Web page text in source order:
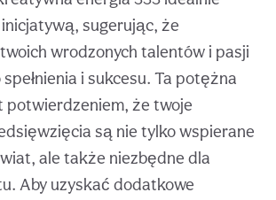
sugerując, że
wrodzonych talentów i pasji
i sukcesu. Ta potężna
potwierdzeniem, że twoje
są nie tylko wspierane
ale także niezbędne dla
Aby uzyskać dodatkowe